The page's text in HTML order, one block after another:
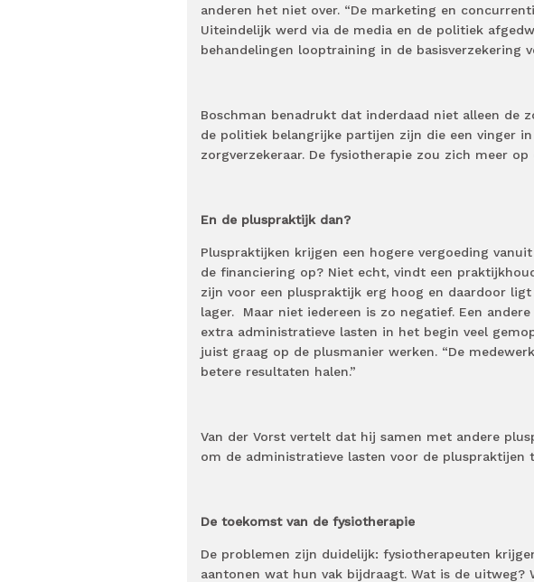
anderen het niet over. “De marketing en
Uiteindelijk werd via de media en de politiek
behandelingen looptraining in de basisverzekering
Boschman benadrukt dat inderdaad niet alleen de
de politiek belangrijke partijen zijn die een vinger
zorgverzekeraar. De fysiotherapie zou zich meer
En de pluspraktijk dan?
Pluspraktijken krijgen een hogere vergoeding
de financiering op? Niet echt, vindt een
zijn voor een pluspraktijk erg hoog en daardoor
lager. Maar niet iedereen is zo negatief. Een
extra administratieve lasten in het begin veel
juist graag op de plusmanier werken. “De
betere resultaten halen.”
Van der Vorst vertelt dat hij samen met andere
om de administratieve lasten voor de pluspraktijen
De toekomst van de fysiotherapie
De problemen zijn duidelijk: fysiotherapeuten
aantonen wat hun vak bijdraagt. Wat is de uitweg?